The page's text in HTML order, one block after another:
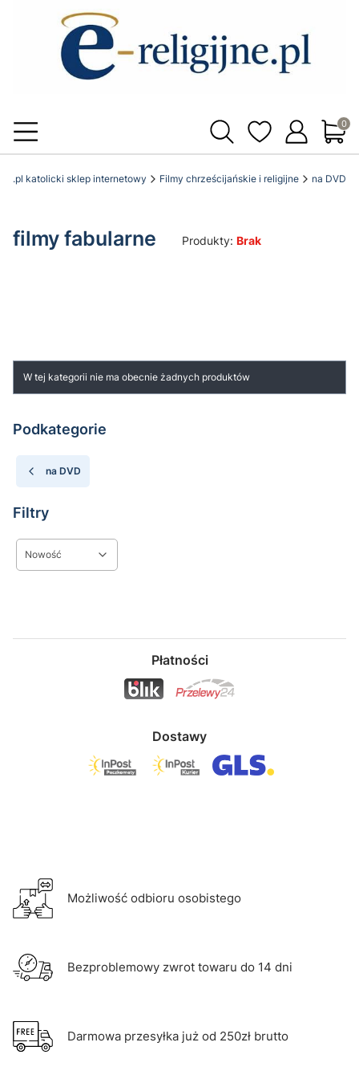
katolicki sklep internetowy Filmy chrześcijańskie i religijne na DVD
filmy fabularne Produkty: Brak
Lista produktów
W tej kategorii nie ma obecnie żadnych produktów
Podkategorie
na DVD
Filtry
Nowość
Płatności
Dostawy
Możliwość odbioru osobistego
Bezproblemowy zwrot towaru do 14 dni
Darmowa przesyłka już od 250zł brutto